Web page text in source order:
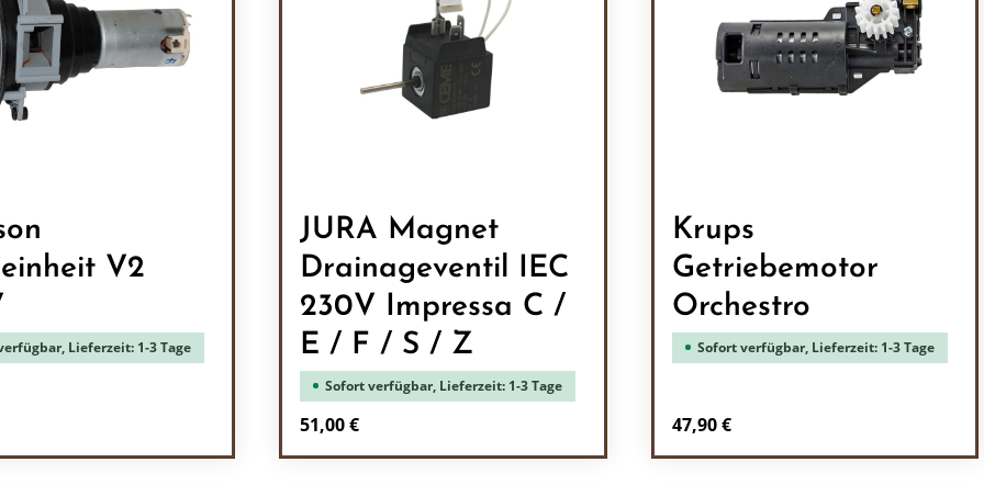
V2
Lieferzeit: 1-3 Tage
Preis:
JURA Magnet
Drainageventil IEC
230V Impressa C /
E / F / S / Z
Sofort verfügbar, Lieferzeit: 1-3 Tage
Regulärer Preis:
51,00 €
Krups
Getriebemotor
Orchestro
Sofort verfügbar, Lieferzeit: 1-3 Tage
Regulärer Preis:
47,90 €